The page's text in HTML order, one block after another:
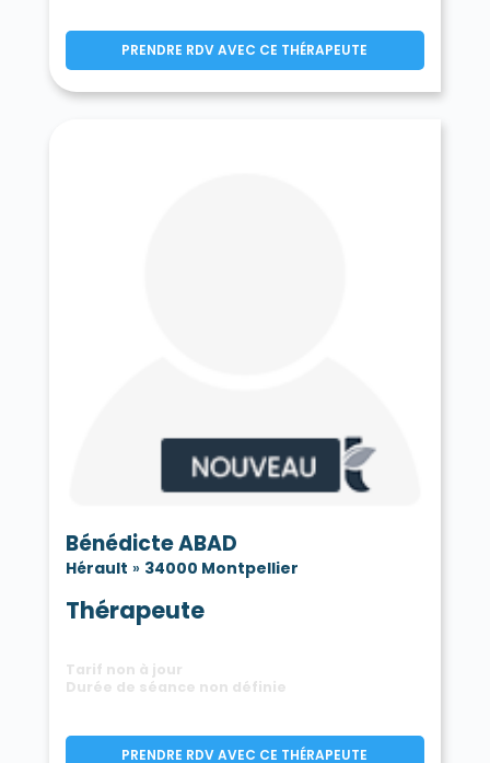
PRENDRE RDV AVEC CE THÉRAPEUTE
Bénédicte ABAD
Hérault » 34000 Montpellier
Thérapeute
Tarif non à jour
Durée de séance non définie
PRENDRE RDV AVEC CE THÉRAPEUTE